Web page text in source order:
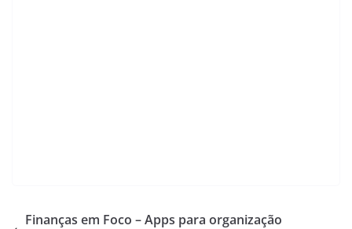
Finanças em Foco – Apps para organização